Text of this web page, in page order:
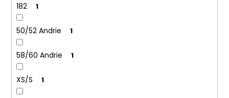
182 1
50/52 Andrie 1
58/60 Andrie 1
XS/S 1